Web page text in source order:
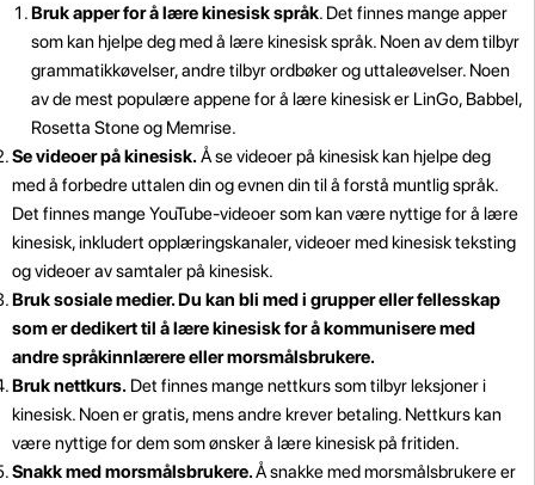
Bruk apper for å lære kinesisk språk. Det finnes mange apper
som kan hjelpe deg med å lære kinesisk språk. Noen av dem tilbyr
grammatikkøvelser, andre tilbyr ordbøker og uttaleøvelser. Noen
av de mest populære appene for å lære kinesisk er LinGo, Babbel,
Rosetta Stone og Memrise.
Se videoer på kinesisk.Å se videoer på kinesisk kan hjelpe deg
med å forbedre uttalen din og evnen din til å forstå muntlig språk.
Det finnes mange YouTube-videoer som kan være nyttige for å lære
kinesisk, inkludert opplæringskanaler, videoer med kinesisk teksting
og videoer av samtaler på kinesisk.
Bruk sosiale medier. Du kan bli med i grupper eller fellesskap
som er dedikert til å lære kinesisk for å kommunisere med
andre språkinnlærere eller morsmålsbrukere.
Bruk nettkurs. Det finnes mange nettkurs som tilbyr leksjoner i
kinesisk. Noen er gratis, mens andre krever betaling. Nettkurs kan
være nyttige for dem som ønsker å lære kinesisk på fritiden.
Snakk med morsmålsbrukere.Å snakke med morsmålsbrukere er